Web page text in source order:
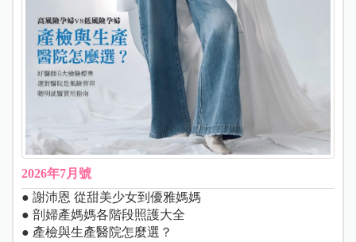
2026年7月號
● 謝沛恩 從甜美少女到優雅媽媽
● 剖婦產媽媽各階段照護大全
● 產檢與生產醫院怎麼選？